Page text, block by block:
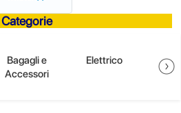
Categorie
Bagagli e
Accessori
Elettrico